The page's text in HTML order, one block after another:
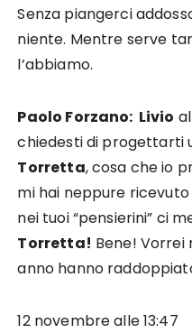
Senza piangerci
niente. Mentre serve
l’abbiamo.
Paolo Forzano: Livio
chiedesti di progettarti
Torretta, cosa che io
mi hai neppure
nei tuoi “pensierini” ci
Torretta! Bene! Vorrei
anno hanno
12 novembre alle 13:47